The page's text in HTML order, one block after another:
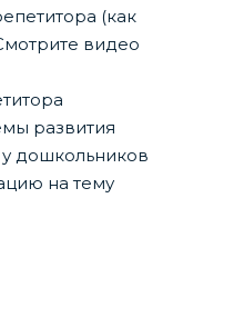
(как
видео
развития
дошкольников
на тему